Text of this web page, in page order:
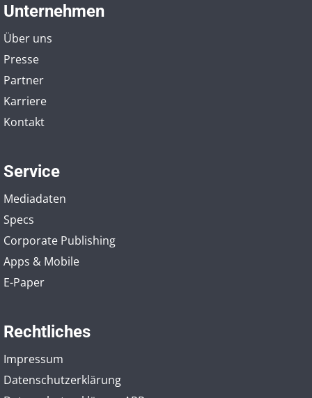
Unternehmen
Über uns
Presse
Partner
Karriere
Kontakt
Service
Mediadaten
Specs
Corporate Publishing
Apps & Mobile
E-Paper
Rechtliches
Impressum
Datenschutzerklärung